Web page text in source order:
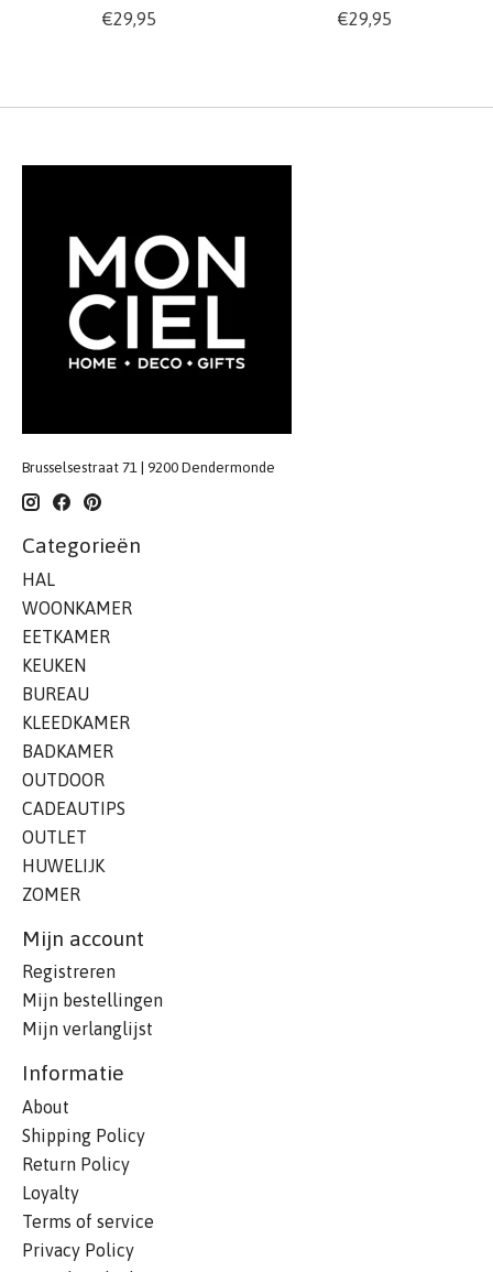
€29,95
€29,95
Brusselsestraat 71 | 9200 Dendermonde
Categorieën
HAL
WOONKAMER
EETKAMER
KEUKEN
BUREAU
KLEEDKAMER
BADKAMER
OUTDOOR
CADEAUTIPS
OUTLET
HUWELIJK
ZOMER
Mijn account
Registreren
Mijn bestellingen
Mijn verlanglijst
Informatie
About
Shipping Policy
Return Policy
Loyalty
Terms of service
Privacy Policy